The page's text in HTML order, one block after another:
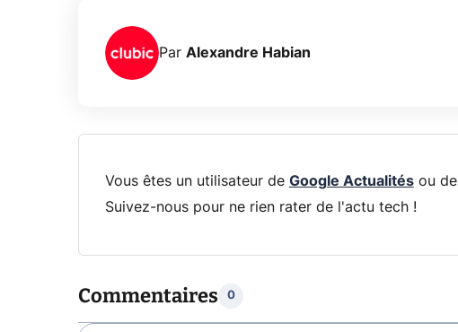
Par Alexandre Habian
Vous êtes un utilisateur de Google Actualitésou de
Suivez-nous pour ne rien rater de l'actu tech !
Commentaires 0